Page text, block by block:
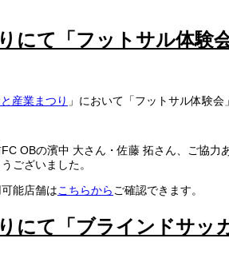
にて「フットサル体験
産業まつり 」において「フットサル体験
OBの濱中 大さん・佐藤 拓さん、ご協力
ございました。
能店舗はこちらから ご確認できます。
にて「ブラインドサッ